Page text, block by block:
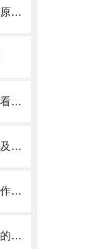
流式细胞仪的信号处理与数据分析原理分析
还不了解贝克曼流式细胞仪鞘液？看这里就对了！
贝克曼流式细胞仪荧光微球的调试及使用
一文详细贝克曼流式细胞仪鞘液的作用原理
你了解贝克曼流式细胞仪荧光微球的制备之怎样的吗